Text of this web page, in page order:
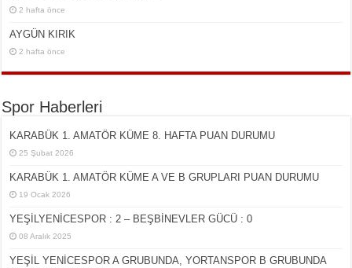
2 hafta önce
AYGÜN KIRIK
2 hafta önce
Spor Haberleri
KARABÜK 1. AMATÖR KÜME 8. HAFTA PUAN DURUMU
25 Şubat 2026
KARABÜK 1. AMATÖR KÜME A VE B GRUPLARI PUAN DURUMU
19 Ocak 2026
YEŞİLYENİCESPOR : 2 – BEŞBİNEVLER GÜCÜ : 0
08 Aralık 2025
YEŞİL YENİCESPOR A GRUBUNDA, YORTANSPOR B GRUBUNDA